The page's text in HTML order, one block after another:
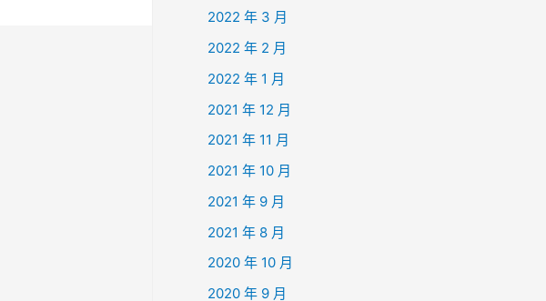
2022 年 3 月
2022 年 2 月
2022 年 1 月
2021 年 12 月
2021 年 11 月
2021 年 10 月
2021 年 9 月
2021 年 8 月
2020 年 10 月
2020 年 9 月